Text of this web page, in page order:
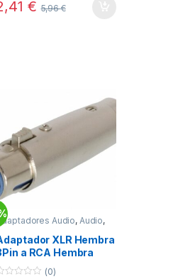
€ 5,96€
Audio, Audio,
XLR Hembra
a RCA Hembra
(0)